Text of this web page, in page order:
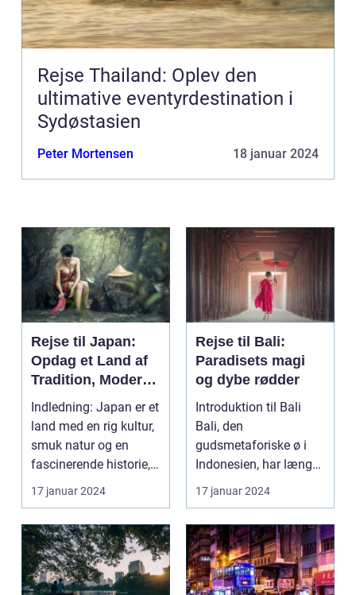
Rejse Thailand: Oplev den
ultimative eventyrdestination i
Sydøstasien
Peter Mortensen 18 januar 2024
Rejse til Japan:
Opdag et Land af
Tradition, Moderne
og Eventyr
Indledning: Japan er et
land med en rig kultur,
smuk natur og en
fascinerende historie,
der strækker...
17 januar 2024
Rejse til Bali:
Paradisets magi
og dybe rødder
Introduktion til Bali
Bali, den
gudsmetaforiske ø i
Indonesien, har længe
været kendt som et af
verd...
17 januar 2024